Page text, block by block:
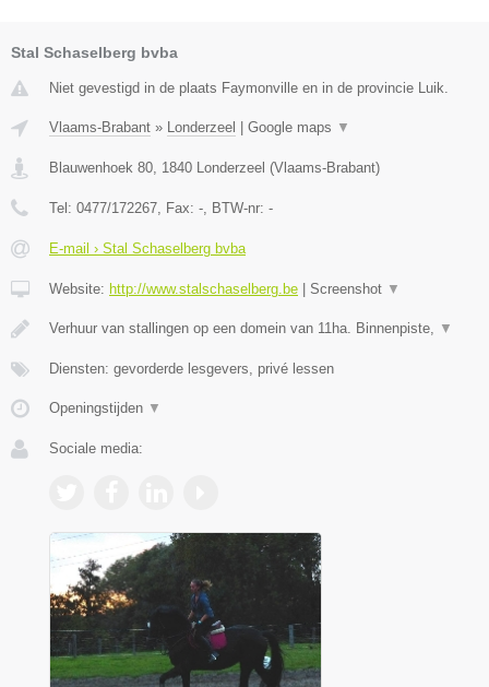
Stal Schaselberg bvba
Niet gevestigd in de plaats Faymonville en in de provincie Luik.
Vlaams-Brabant » Londerzeel | Google maps ▼
Blauwenhoek 80 1840 Londerzeel (Vlaams-Brabant)
Tel: 0477/172267 , Fax: - , BTW-nr: -
E-mail › Stal Schaselberg bvba
Website: http://www.stalschaselberg.be | Screenshot ▼
Verhuur van stallingen op een domein van 11ha. Binnenpiste, ▼
Diensten: gevorderde lesgevers, privé lessen
Openingstijden ▼
Sociale media: